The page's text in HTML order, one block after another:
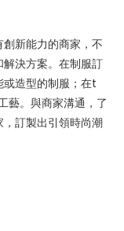
新能力的商家，不
決方案。在制服訂
造型的制服；在t
藝。與商家溝通，了
訂製出引領時尚潮